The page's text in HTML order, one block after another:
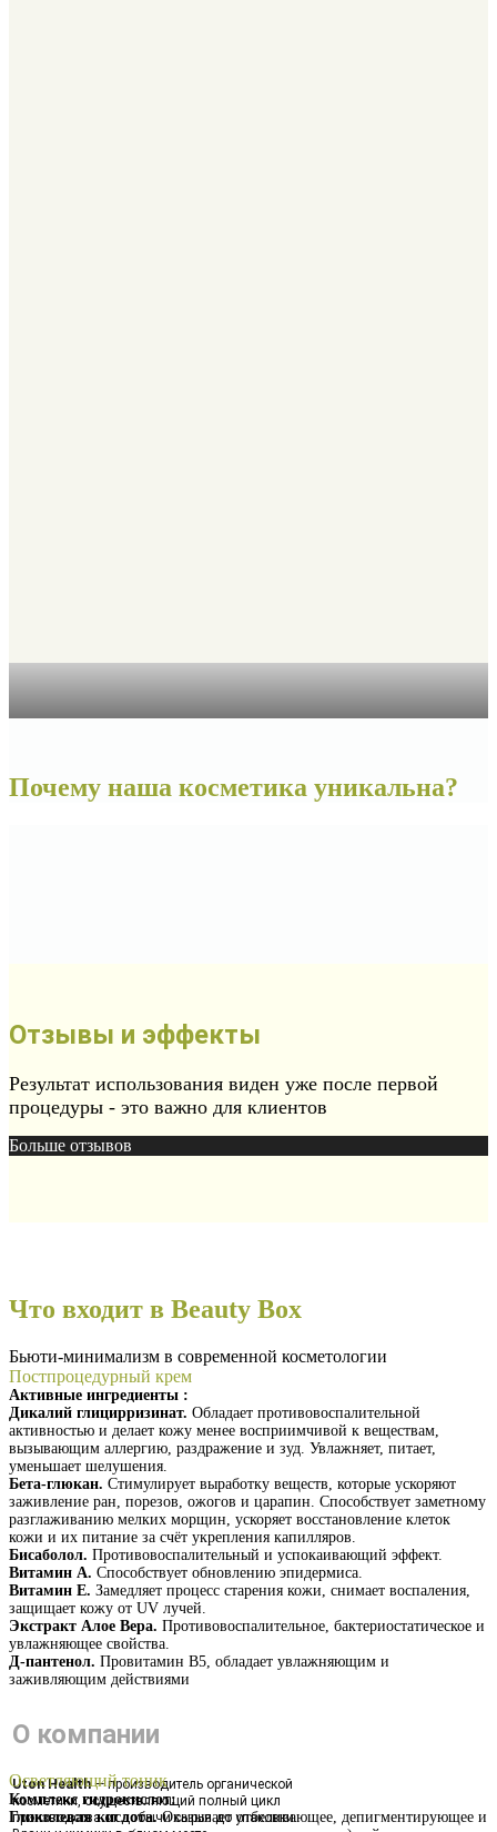
О компании
Uton Health— производитель органической
косметики, осуществляющий полный цикл
производства от добычи сырья до упаковки.
Почему наша косметика уникальна?
Отзывы и эффекты
Результат использования виден уже после первой
процедуры - это важно для клиентов
Больше отзывов
Что входит в Beauty Box
Бьюти-минимализм в современной косметологии
Постпроцедурный крем
Активные ингредиенты :
Дикалий глицирризинат. Обладает противовоспалительной
активностью и делает кожу менее восприимчивой к веществам,
вызывающим аллергию, раздражение и зуд. Увлажняет, питает,
уменьшает шелушения.
Бета-глюкан. Стимулирует выработку веществ, которые ускоряют
заживление ран, порезов, ожогов и царапин. Способствует заметному
разглаживанию мелких морщин, ускоряет восстановление клеток
кожи и их питание за счёт укрепления капилляров.
Бисаболол. Противовоспалительный и успокаивающий эффект.
Витамин А. Способствует обновлению эпидермиса.
Витамин Е. Замедляет процесс старения кожи, снимает воспаления,
защищает кожу от UV лучей.
Экстракт Алое Вера. Противовоспалительное, бактериостатическое и
увлажняющее свойства.
Д-пантенол. Провитамин В5, обладает увлажняющим и
заживляющим действиями
Осветляющий тоник
Комплекс гидрокислот:
Гликолевая кислота.Оказывает отбеливающее, депигментирующее и